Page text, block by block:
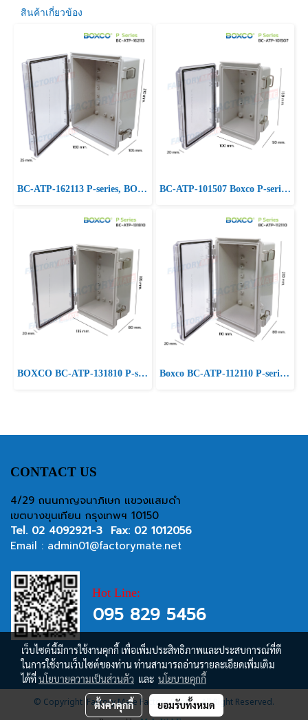
สินค้าเกี่ยวข้อง
BC-ATP-162113 P-series, BOXCO Plastic Enclosure Boxes, Clear Cover BC-ATP-101507 Boxco P-series, Clear Cover Hinged Lid, ABS Plastic
BOXCO BC-ATP-131810 P-series, Clear Cover Hinged Lid, ABS Plastic Boxco BC-ATP-112110 P-series, ABS Plastic, Clear Cover Hinged Lid
CONTACT US
4/29 ถนนกาญจนาภิเษก แขวงแสมดำ
เขตบางขุนเทียน กรุงเทพฯ 10150
Tel. 02 4092921-3 Fax: 02 1012056
Email : admin01@factorymate.net
Hot Line:
095 829 5456
© Copyright Factory Mate Factory Supply, All Right Reserved.
เว็บไซต์นี้มีการใช้งานคุกกี้ เพื่อเพิ่มประสิทธิภาพและประสบการณ์ที่ดี
ในการใช้งานเว็บไซต์ของท่าน ท่านสามารถอ่านรายละเอียดเพิ่มเติม
ได้ที่นโยบายความเป็นส่วนตัว และ นโยบายคุกกี้
ตั้งค่าคุกกี้ ยอมรับทั้งหมด